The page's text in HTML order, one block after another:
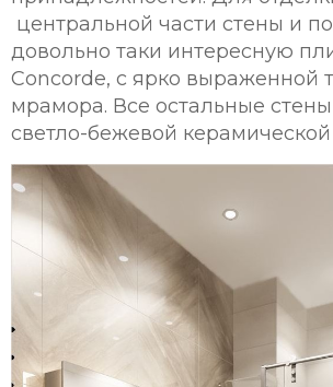
центральной части стены и
довольно таки интересную
Concorde, с ярко выраженной
мрамора. Все остальные
светло-бежевой